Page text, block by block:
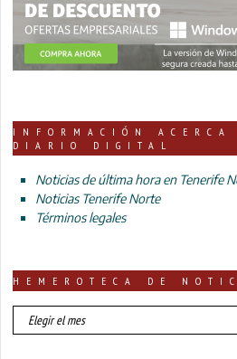
INFORMACIÓN ACERCA
DIARIO DIGITAL
Noticias de última hora en Tenerife
Noticias Tenerife Norte
Términos legales
HEMEROTECA DE
HEMEROTECA
DE